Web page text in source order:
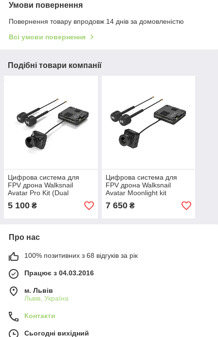
Умови повернення
Повернення товару впродовж 14 днів за домовленістю
Всі умови повернення
Подібні товари компанії
Цифрова система для
FPV дрона Walksnail
Avatar Pro Kit (Dual
Antenna)
5 100 ₴
Цифрова система для
FPV дрона Walksnail
Avatar Moonlight kit
7 650₴
Про нас
100% позитивних з 68 відгуків за рік
Працює з 04.03.2016
м. Львів
Львів, Україна
Контакти
Сьогодні вихідний